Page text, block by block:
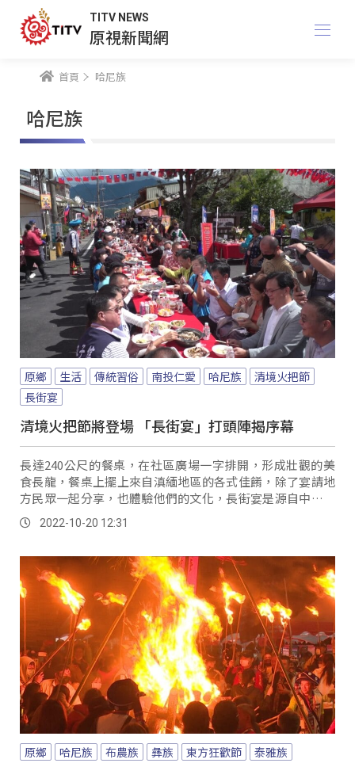
TITV NEWS
原視新聞網
首頁 哈尼族
哈尼族
原鄉 生活 傳統習俗 南投仁愛 哈尼族
清境火把節
長街宴
清境火把節將登場 「長街宴」打頭陣揭序幕
長達240公尺的餐桌，在社區廣場一字排開，形成壯觀的美
食長龍，餐桌上擺上來自滇緬地區的各式佳餚，除了宴請地
方民眾一起分享，也體驗他們的文化，長街宴是源自中國雲
南地區哈尼族的傳統習俗，與台灣原民的收穫祭或豐年祭，
有異曲同工之妙。
2022-10-20 12:31
原鄉 哈尼族 布農族 彝族 東方狂歡節
泰雅族